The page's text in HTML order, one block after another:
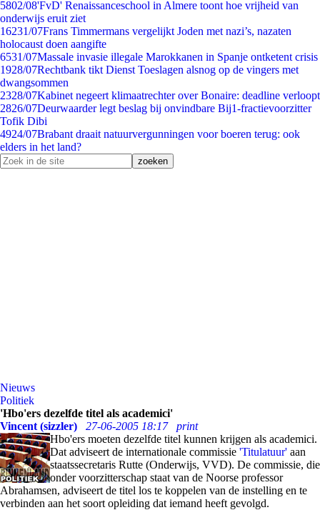
5802/08'FvD' Renaissanceschool in Almere toont hoe vrijheid van
onderwijs eruit ziet
16231/07Frans Timmermans vergelijkt Joden met nazi’s, nazaten
holocaust doen aangifte
6531/07Massale invasie illegale Marokkanen in Spanje ontketent crisis
1928/07Rechtbank tikt Dienst Toeslagen alsnog op de vingers met
dwangsommen
2328/07Kabinet negeert klimaatrechter over Bonaire: deadline verloopt
2826/07Deurwaarder legt beslag bij onvindbare Bij1-fractievoorzitter
Tofik Dibi
4924/07Brabant draait natuurvergunningen voor boeren terug: ook
elders in het land?
Nieuws
Politiek
'Hbo'ers dezelfde titel als academici'
Vincent (sizzler)
27-06-2005 18:17
print
Hbo'ers moeten dezelfde titel kunnen krijgen als academici.
Dat adviseert de internationale commissie 'Titulatuur' aan
staatssecretaris Rutte (Onderwijs, VVD). De commissie, die
onder voorzitterschap staat van de Noorse professor
Abrahamsen, adviseert de titel los te koppelen van de instelling en te
verbinden aan het soort opleiding dat iemand heeft gevolgd.